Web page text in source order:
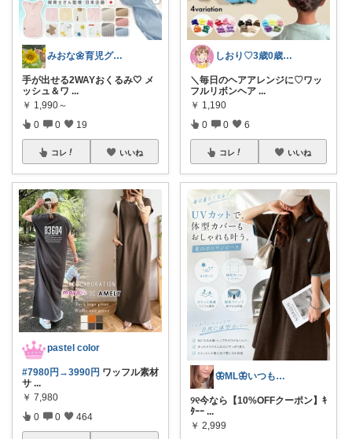
みおな🌼育児グッズ•時短アイテム紹介
手が出せる2WAYおくるみ🤍 メ
ッシュ＆ワ ...
￥ 1,990～
0 0 19
コレ いいね
pastel color
#7980円→3990円 ワッフル素材
サ ...
￥ 7,980
0 0 464
しおり♡3歳0歳子育て中
＼毎日のヘアアレンジに♡ワッ
フルリボンヘア ...
￥ 1,190
0 0 6
コレ いいね
🦋ML🦋いつもありがとう💓
୨୧今なら【10%OFFクーポン】ｷ
ﾀｰｰ ...
￥ 2,999